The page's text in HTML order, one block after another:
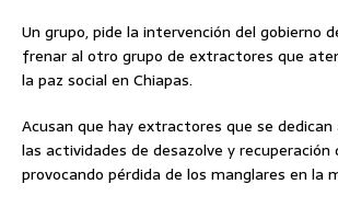
Un grupo, pide la intervención del gobierno
frenar al otro grupo de extractores que
la paz social en Chiapas.
Acusan que hay extractores que se
las actividades de desazolve y
provocando pérdida de los manglares en la